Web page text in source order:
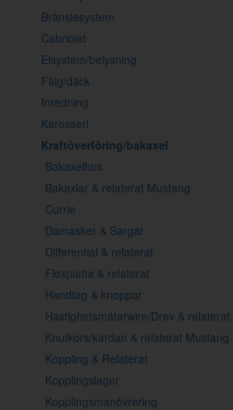
Bränslesystem
Cabriolet
Elsystem/belysning
Fälg/däck
Inredning
Karosseri
Kraftöverföring/bakaxel
Bakaxelhus
Bakaxlar & relaterat Mustang
Currie
Damasker & Sargar
Differential & relaterat
Flexplatta & relaterat
Handtag & knoppar
Hastighetsmätarwire/Drev & relaterat
Knutkors/kardan & relaterat Mustang
Koppling & Relaterat
Kopplingslager
Kopplingsmanövrering